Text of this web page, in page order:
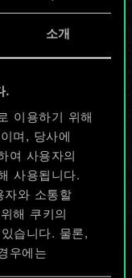
소개
.
이용하기 위해
며, 당사에
여 사용자의
사용됩니다.
자와 소통할
해 쿠키의
습니다. 물론,
우에는
고
!
성하기